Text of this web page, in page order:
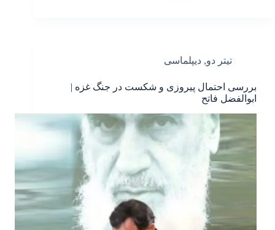
تیتر دو, دیپلماسی
بررسی احتمال پیروزی و شکست در جنگ غزه |
ابوالفضل فاتح